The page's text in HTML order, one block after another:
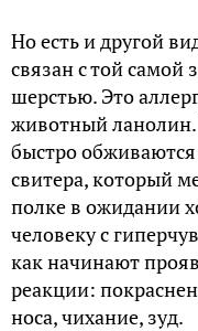
Но есть и другой
связан с той самой
шерстью. Это
животный
быстро
свитера, который
полке в ожидании
человеку с
как начинают
реакции:
носа, чихание, зуд.